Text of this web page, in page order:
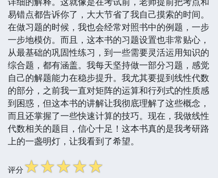
易错点都告诉你了，大大节省了我自己摸索的时间。
在做习题的时候，我也会经常对照书中的例题，一步
一步地模仿。而且，这本书的习题设置也非常贴心，
从最基础的巩固性练习，到一些需要灵活运用知识的
综合题，都有涵盖。我每天坚持做一部分习题，感觉
自己的解题能力在稳步提升。我尤其要提到线性代数
的部分，之前我一直对矩阵的运算和行列式的性质感
到困惑，但这本书的讲解让我彻底理解了这些概念，
而且还掌握了一些快速计算的技巧。现在，我做线性
代数相关的题目，信心十足！这本书真的是我考研路
上的一盏明灯，让我看到了希望。
评分☆☆☆☆☆